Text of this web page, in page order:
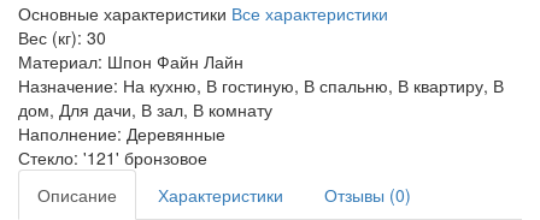
Основные характеристики Все характеристики
Вес (кг): 30
Материал: Шпон Файн Лайн
Назначение: На кухню, В гостиную, В спальню, В квартиру, В
дом, Для дачи, В зал, В комнату
Наполнение: Деревянные
Стекло: '121' бронзовое
Описание
Характеристики
Отзывы (0)